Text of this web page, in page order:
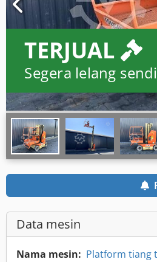
TERJUAL
Segera lelang
Data mesin
Nama mesin: Platform tiang